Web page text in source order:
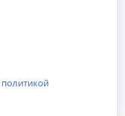
политикой